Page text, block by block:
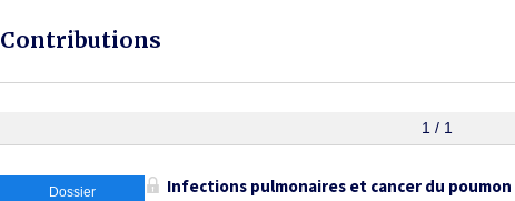
Contributions
1 / 1
Dossier
Infections pulmonaires et cancer du poumon